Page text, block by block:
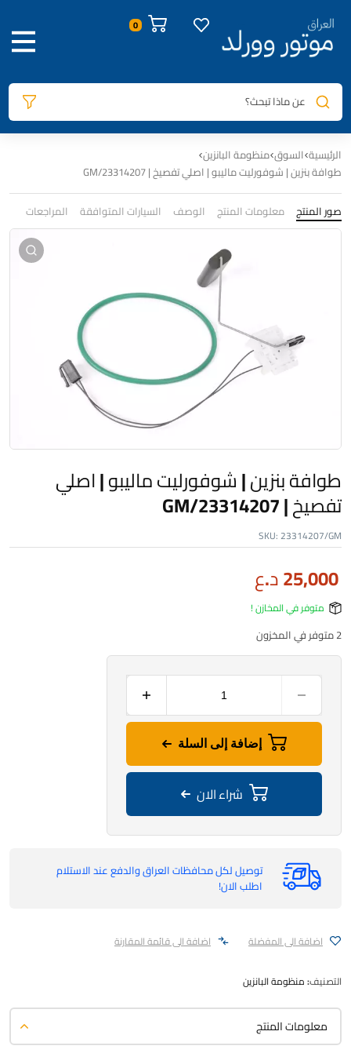
0
عن ماذا تبحث؟
الرئيسية السوق منظومة البانزين
طوافة بنزين | شوفورليت ماليبو | اصلي تفصيخ | 23314207/GM
صور المنتج معلومات المنتج الوصف السيارات المتوافقة المراجعات
طوافة بنزين | شوفورليت ماليبو | اصلي
تفصيخ | 23314207/GM
SKU: 23314207/GM
25,000د.ع
متوفر في المخازن !
2 متوفر في المخزون
إضافة إلى السلة
شراء الان
توصيل لكل محافظات العراق والدفع عند الاستلام
اطلب الان!
اضافة الى المفضلة اضافة الى قائمة المقارنة
التصنيف:منظومة البانزين
معلومات المنتج